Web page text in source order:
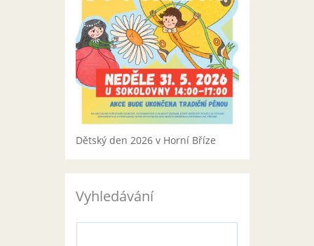
Dětský den 2026 v Horní Bříze
Vyhledávání